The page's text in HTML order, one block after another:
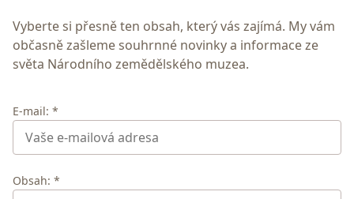
Vyberte si přesně ten obsah, který vás zajímá. My vám
občasně zašleme souhrnné novinky a informace ze
světa Národního zemědělského muzea.
E-mail: *
Obsah: *